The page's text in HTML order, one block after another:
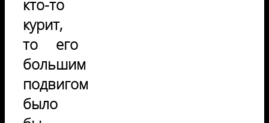
кто-то
курит,
то его
большим
подвигом
было